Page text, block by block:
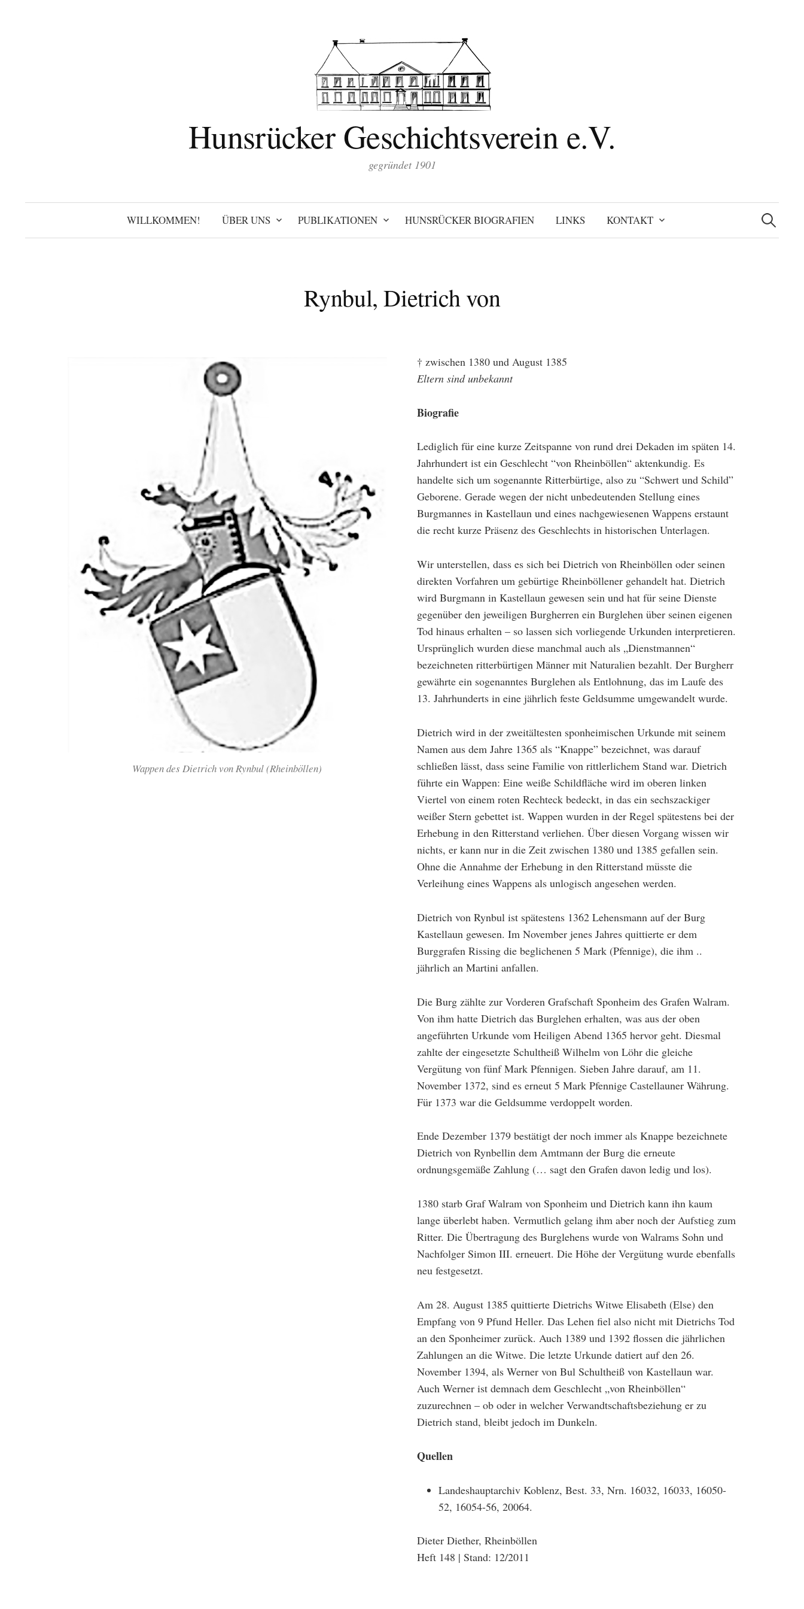
Hunsrücker Geschichtsverein e.V.
gegründet 1901
WILLKOMMEN! ÜBER UNS PUBLIKATIONEN HUNSRÜCKER BIOGRAFIEN LINKS KONTAKT
Suchen
nach:
Rynbul, Dietrich von
Wappen des Dietrich von Rynbul (Rheinböllen)
† zwischen 1380 und August 1385
Eltern sind unbekannt
Biografie
Lediglich für eine kurze Zeitspanne von rund drei Dekaden im späten 14.
Jahrhundert ist ein Geschlecht “von Rheinböllen“ aktenkundig. Es
handelte sich um sogenannte Ritterbürtige, also zu “Schwert und Schild”
Geborene. Gerade wegen der nicht unbedeutenden Stellung eines
Burgmannes in Kastellaun und eines nachgewiesenen Wappens erstaunt
die recht kurze Präsenz des Geschlechts in historischen Unterlagen.
Wir unterstellen, dass es sich bei Dietrich von Rheinböllen oder seinen
direkten Vorfahren um gebürtige Rheinböllener gehandelt hat. Dietrich
wird Burgmann in Kastellaun gewesen sein und hat für seine Dienste
gegenüber den jeweiligen Burgherren ein Burglehen über seinen eigenen
Tod hinaus erhalten – so lassen sich vorliegende Urkunden interpretieren.
Ursprünglich wurden diese manchmal auch als „Dienstmannen“
bezeichneten ritterbürtigen Männer mit Naturalien bezahlt. Der Burgherr
gewährte ein sogenanntes Burglehen als Entlohnung, das im Laufe des
13. Jahrhunderts in eine jährlich feste Geldsumme umgewandelt wurde.
Dietrich wird in der zweitältesten sponheimischen Urkunde mit seinem
Namen aus dem Jahre 1365 als “Knappe” bezeichnet, was darauf
schließen lässt, dass seine Familie von rittlerlichem Stand war. Dietrich
führte ein Wappen: Eine weiße Schildfläche wird im oberen linken
Viertel von einem roten Rechteck bedeckt, in das ein sechszackiger
weißer Stern gebettet ist. Wappen wurden in der Regel spätestens bei der
Erhebung in den Ritterstand verliehen. Über diesen Vorgang wissen wir
nichts, er kann nur in die Zeit zwischen 1380 und 1385 gefallen sein.
Ohne die Annahme der Erhebung in den Ritterstand müsste die
Verleihung eines Wappens als unlogisch angesehen werden.
Dietrich von Rynbul ist spätestens 1362 Lehensmann auf der Burg
Kastellaun gewesen. Im November jenes Jahres quittierte er dem
Burggrafen Rissing die beglichenen 5 Mark (Pfennige), die ihm ..
jährlich an Martini anfallen.
Die Burg zählte zur Vorderen Grafschaft Sponheim des Grafen Walram.
Von ihm hatte Dietrich das Burglehen erhalten, was aus der oben
angeführten Urkunde vom Heiligen Abend 1365 hervor geht. Diesmal
zahlte der eingesetzte Schultheiß Wilhelm von Löhr die gleiche
Vergütung von fünf Mark Pfennigen. Sieben Jahre darauf, am 11.
November 1372, sind es erneut 5 Mark Pfennige Castellauner Währung.
Für 1373 war die Geldsumme verdoppelt worden.
Ende Dezember 1379 bestätigt der noch immer als Knappe bezeichnete
Dietrich von Rynbellin dem Amtmann der Burg die erneute
ordnungsgemäße Zahlung (… sagt den Grafen davon ledig und los).
1380 starb Graf Walram von Sponheim und Dietrich kann ihn kaum
lange überlebt haben. Vermutlich gelang ihm aber noch der Aufstieg zum
Ritter. Die Übertragung des Burglehens wurde von Walrams Sohn und
Nachfolger Simon III. erneuert. Die Höhe der Vergütung wurde ebenfalls
neu festgesetzt.
Am 28. August 1385 quittierte Dietrichs Witwe Elisabeth (Else) den
Empfang von 9 Pfund Heller. Das Lehen fiel also nicht mit Dietrichs Tod
an den Sponheimer zurück. Auch 1389 und 1392 flossen die jährlichen
Zahlungen an die Witwe. Die letzte Urkunde datiert auf den 26.
November 1394, als Werner von Bul Schultheiß von Kastellaun war.
Auch Werner ist demnach dem Geschlecht „von Rheinböllen“
zuzurechnen – ob oder in welcher Verwandtschaftsbeziehung er zu
Dietrich stand, bleibt jedoch im Dunkeln.
Quellen
Landeshauptarchiv Koblenz, Best. 33, Nrn. 16032, 16033, 16050-
52, 16054-56, 20064.
Dieter Diether, Rheinböllen
Heft 148 | Stand: 12/2011